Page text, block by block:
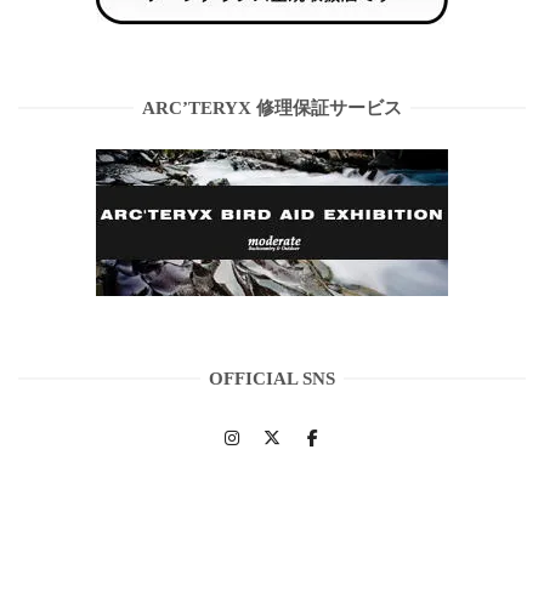
ARC’TERYX 修理保証サービス
OFFICIAL SNS